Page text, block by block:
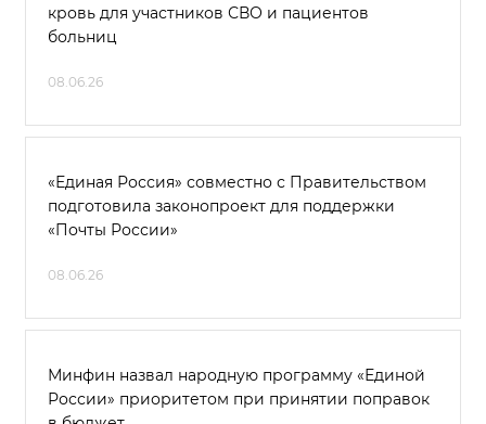
кровь для участников СВО и пациентов
больниц
08.06.26
«Единая Россия» совместно с Правительством
подготовила законопроект для поддержки
«Почты России»
08.06.26
Минфин назвал народную программу «Единой
России» приоритетом при принятии поправок